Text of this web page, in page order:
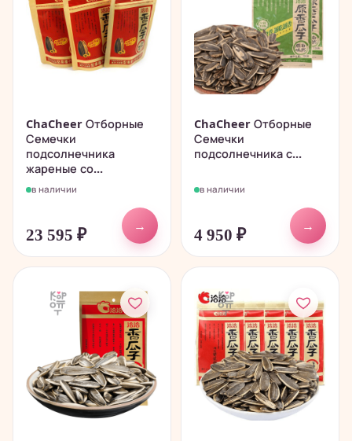
ChaCheer Отборные
Семечки
подсолнечника
жареные со...
в наличии
23 595 ₽
→
ChaCheer Отборные
Семечки
подсолнечника с...
в наличии
4 950 ₽
→